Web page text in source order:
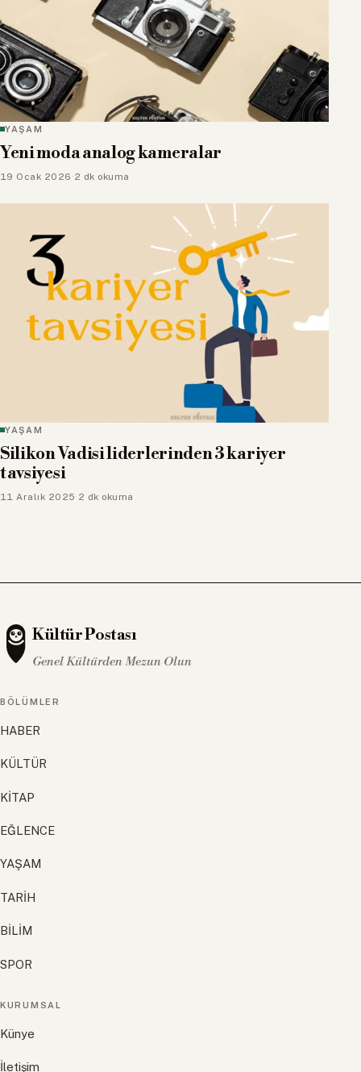
YAŞAM
Yeni moda analog kameralar
19 Ocak 2026 ·2 dk okuma
YAŞAM
Silikon Vadisi liderlerinden 3 kariyer
tavsiyesi
11 Aralık 2025· 2 dk okuma
Kültür Postası
Genel Kültürden Mezun Olun
BÖLÜMLER
HABER
KÜLTÜR
KİTAP
EĞLENCE
YAŞAM
TARİH
BİLİM
SPOR
KURUMSAL
Künye
İletişim